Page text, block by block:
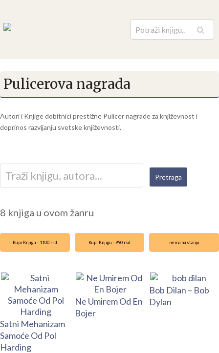
Pretraga
Pulicerova nagrada
Autori i Knjige dobitnici prestižne Pulicer nagrade za književnost i
doprinos razvijanju svetske književnosti.
8 knjiga u ovom žanru
Kupi Knjigu - 1100 rsd
Satni Mehanizam
Samoće Od Pol
Harding
Kupi Knjigu - 990 rsd
Ne Umirem Od En
Bojer
nema na stanju
Bob Dilan – Bob
Dylan